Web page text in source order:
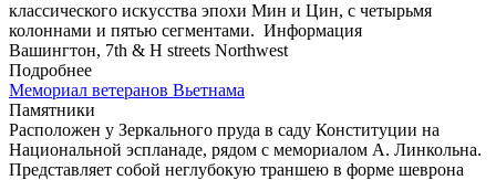
классического искусства эпохи Мин и Цин, с четырьмя
колоннами и пятью сегментами. Информация
Вашингтон, 7th & H streets Northwest
Подробнее
Мемориал ветеранов Вьетнама
Памятники
Расположен у Зеркального пруда в саду Конституции на
Национальной эспланаде, рядом с мемориалом А. Линкольна.
Представляет собой неглубокую траншею в форме шеврона